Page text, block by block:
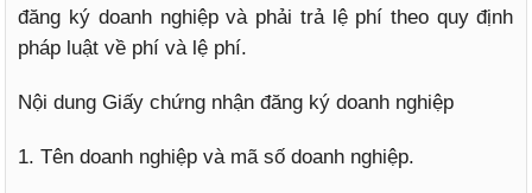
đăng ký doanh nghiệp và phải trả lệ phí theo quy định
pháp luật về phí và lệ phí.
Nội dung Giấy chứng nhận đăng ký doanh nghiệp
1. Tên doanh nghiệp và mã số doanh nghiệp.